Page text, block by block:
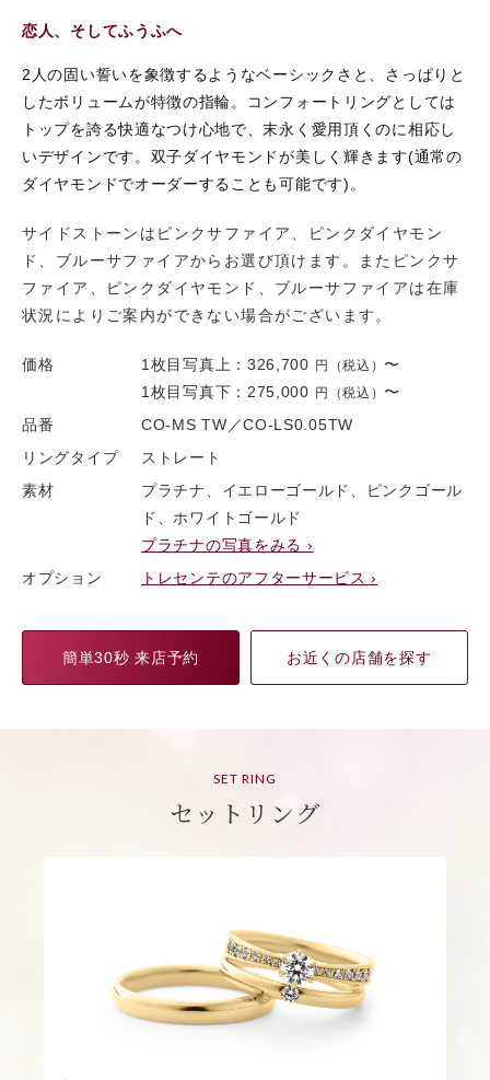
恋人、そしてふうふへ
2人の固い誓いを象徴するようなベーシックさと、さっぱりと
したボリュームが特徴の指輪。コンフォートリングとしては
トップを誇る快適なつけ心地で、末永く愛用頂くのに相応し
いデザインです。双子ダイヤモンドが美しく輝きます(通常の
ダイヤモンドでオーダーすることも可能です)。
サイドストーンはピンクサファイア、ピンクダイヤモン
ド、ブルーサファイアからお選び頂けます。またピンクサ
ファイア、ピンクダイヤモンド、ブルーサファイアは在庫
状況によりご案内ができない場合がございます。
価格 1枚目写真上： 326,700 円（税込） 〜
1枚目写真下： 275,000 円（税込） 〜
品番
CO-MS TW／CO-LS0.05TW
リングタイプ
ストレート
素材
プラチナ、イエローゴールド、ピンクゴール
ド、ホワイトゴールド
プラチナの写真をみる ›
オプション
トレセンテのアフターサービス ›
簡単30秒 来店予約 お近くの店舗を探す
SET RING
セットリング